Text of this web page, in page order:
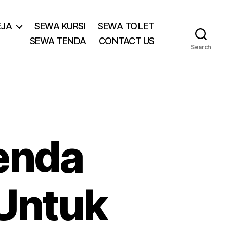
SEWA KURSI
SEWA TOILET
SEWA TENDA
CONTACT US
Search